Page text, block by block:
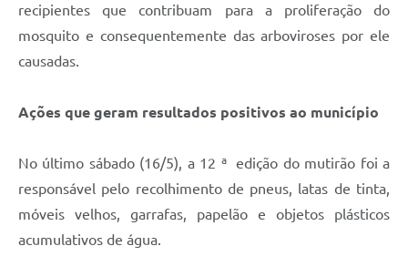
recipientes que contribuam para a proliferação do
mosquito e consequentemente das arboviroses por ele
causadas.
Ações que geram resultados positivos ao município
No último sábado (16/5), a 12 ª edição do mutirão foi a
responsável pelo recolhimento de pneus, latas de tinta,
móveis velhos, garrafas, papelão e objetos plásticos
acumulativos de água.